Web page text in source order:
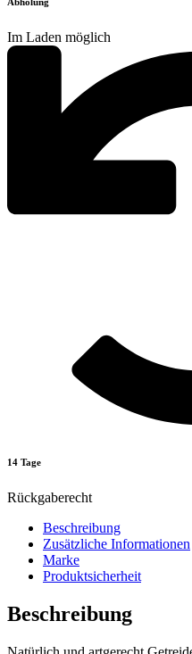
Im Laden möglich
14 Tage
Rückgaberecht
Beschreibung
Zusätzliche Informationen
Marke
Produktsicherheit
Beschreibung